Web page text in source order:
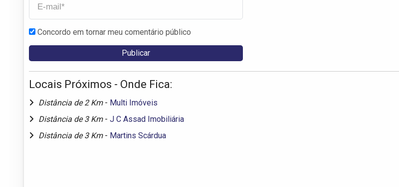
Concordo em tornar meu comentário público
Locais Próximos - Onde Fica:
Distância de 2 Km - Multi Imóveis
Distância de 3 Km - J C Assad Imobiliária
Distância de 3 Km - Martins Scárdua